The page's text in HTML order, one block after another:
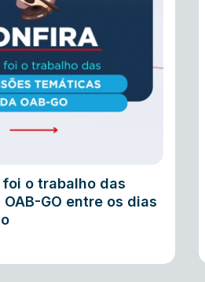
o trabalho das
GO entre os dias